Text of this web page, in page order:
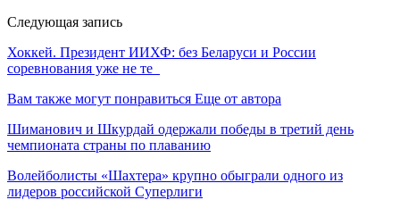
Следующая запись
Хоккей. Президент ИИХФ: без Беларуси и России
соревнования уже не те
Вам также могут понравиться Еще от автора
Шиманович и Шкурдай одержали победы в третий день
чемпионата страны по плаванию
Волейболисты «Шахтера» крупно обыграли одного из
лидеров российской Суперлиги